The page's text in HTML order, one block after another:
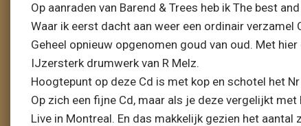
Op aanraden van Barend & Trees heb ik The best
Waar ik eerst dacht aan weer een ordinair
Geheel opnieuw opgenomen goud van oud. Met
IJzersterk drumwerk van R Melz.
Hoogtepunt op deze Cd is met kop en schotel het Nr
Op zich een fijne Cd, maar als je deze vergelijkt
Live in Montreal. En das makkelijk gezien het aantal